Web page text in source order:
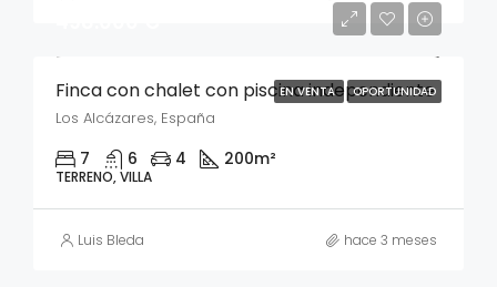
EN VENTA OPORTUNIDAD
Finca con chalet con piscina independiente
Los Alcázares, España
7 6 4 200m²
TERRENO, VILLA
Luis Bleda hace 3 meses